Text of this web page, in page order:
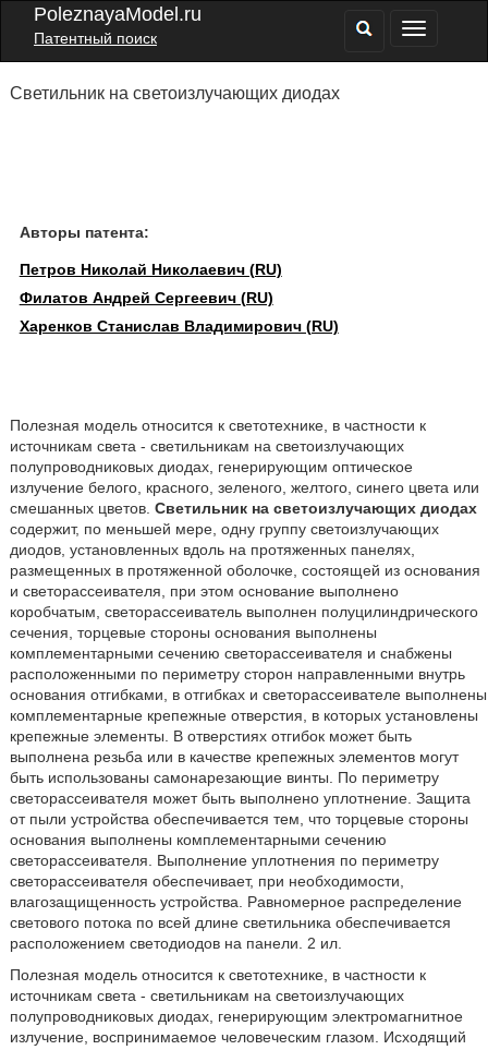
PoleznayaModel.ru
Патентный поиск
Светильник на светоизлучающих диодах
Авторы патента:
Петров Николай Николаевич (RU)
Филатов Андрей Сергеевич (RU)
Харенков Станислав Владимирович (RU)
Полезная модель относится к светотехнике, в частности к
источникам света - светильникам на светоизлучающих
полупроводниковых диодах, генерирующим оптическое
излучение белого, красного, зеленого, желтого, синего цвета или
смешанных цветов. Светильник на светоизлучающих диодах
содержит, по меньшей мере, одну группу светоизлучающих
диодов, установленных вдоль на протяженных панелях,
размещенных в протяженной оболочке, состоящей из основания
и светорассеивателя, при этом основание выполнено
коробчатым, светорассеиватель выполнен полуцилиндрического
сечения, торцевые стороны основания выполнены
комплементарными сечению светорассеивателя и снабжены
расположенными по периметру сторон направленными внутрь
основания отгибками, в отгибках и светорассеивателе выполнены
комплементарные крепежные отверстия, в которых установлены
крепежные элементы. В отверстиях отгибок может быть
выполнена резьба или в качестве крепежных элементов могут
быть использованы самонарезающие винты. По периметру
светорассеивателя может быть выполнено уплотнение. Защита
от пыли устройства обеспечивается тем, что торцевые стороны
основания выполнены комплементарными сечению
светорассеивателя. Выполнение уплотнения по периметру
светорассеивателя обеспечивает, при необходимости,
влагозащищенность устройства. Равномерное распределение
светового потока по всей длине светильника обеспечивается
расположением светодиодов на панели. 2 ил.
Полезная модель относится к светотехнике, в частности к
источникам света - светильникам на светоизлучающих
полупроводниковых диодах, генерирующим электромагнитное
излучение, воспринимаемое человеческим глазом. Исходящий